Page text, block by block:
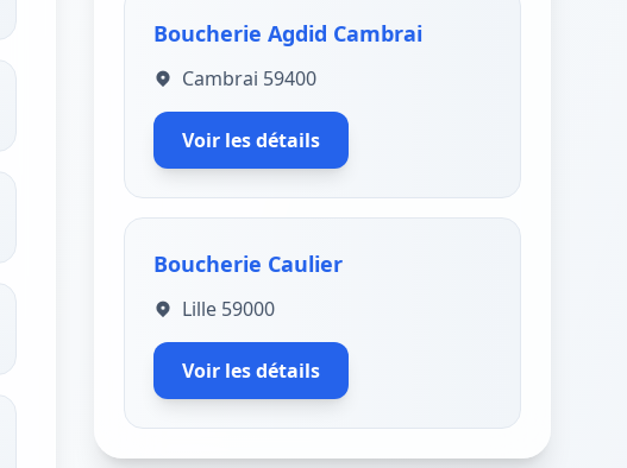
Boucherie Agdid Cambrai
Cambrai 59400
Voir les détails
Boucherie Caulier
Lille 59000
Voir les détails